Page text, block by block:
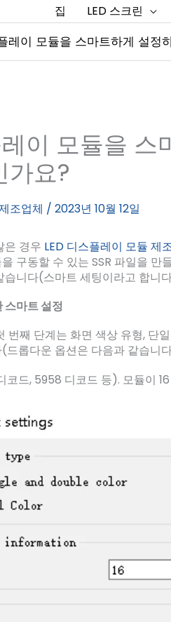
집 LED 스크린
레이 모듈을 스마트하게 설정
이 모듈을
가요?
조업체 / 2023년 10월 12일
은 경우 LED 디스플레이 모듈 제
구동할 수 있는 SSR 파일을 만
습니다(스마트 세팅이라고 합니
마트 설정
번째 단계는 화면 색상 유형, 단
롭다운 옵션은 다음과 같습니
코드, 5958 디코드 등). 모듈이